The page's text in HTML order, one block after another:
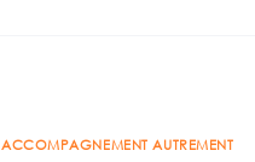
ACCOMPAGNEMENT AUTREMENT